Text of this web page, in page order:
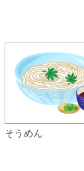
そうめん